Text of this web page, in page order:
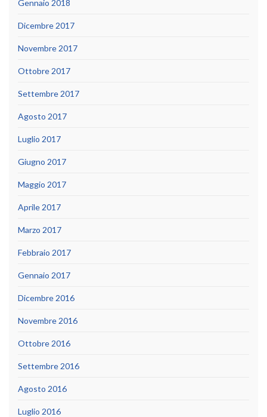
Gennaio 2018
Dicembre 2017
Novembre 2017
Ottobre 2017
Settembre 2017
Agosto 2017
Luglio 2017
Giugno 2017
Maggio 2017
Aprile 2017
Marzo 2017
Febbraio 2017
Gennaio 2017
Dicembre 2016
Novembre 2016
Ottobre 2016
Settembre 2016
Agosto 2016
Luglio 2016